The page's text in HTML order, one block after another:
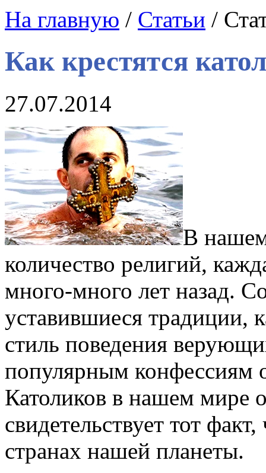
На главную / Статьи /
Как крестятся
27.07.2014
В
количество религий,
много-много лет назад.
уставившиеся традиции,
стиль поведения
популярным конфессиям
Католиков в нашем мире
свидетельствует тот
странах нашей планеты.